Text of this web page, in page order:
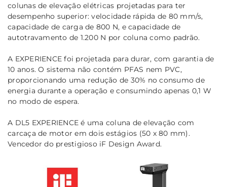
colunas de elevação elétricas projetadas para ter
desempenho superior: velocidade rápida de 80 mm/s,
capacidade de carga de 800 N, e capacidade de
autotravamento de 1.200 N por coluna como padrão.
A EXPERIENCE foi projetada para durar, com garantia de
10 anos. O sistema não contém PFAS nem PVC,
proporcionando uma redução de 30% no consumo de
energia durante a operação e consumindo apenas 0,1 W
no modo de espera.
A DL5 EXPERIENCE é uma coluna de elevação com
carcaça de motor em dois estágios (50 x 80 mm).
Vencedor do prestigioso iF Design Award.